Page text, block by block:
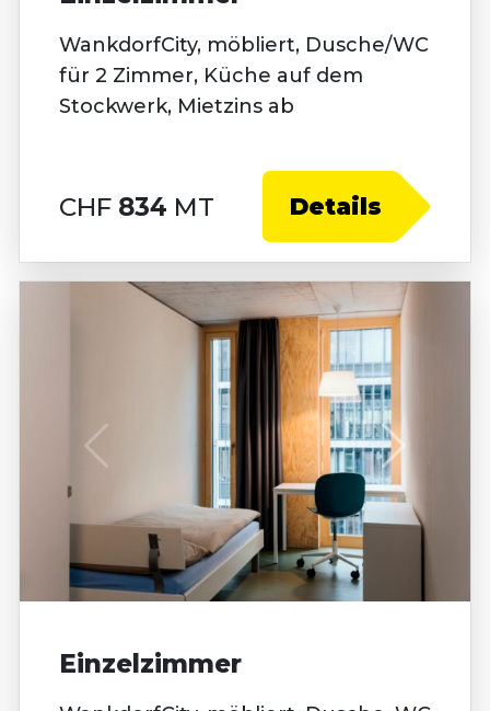
WankdorfCity, möbliert, Dusche/WC
für 2 Zimmer, Küche auf dem
Stockwerk, Mietzins ab
CHF 834 MT Details
Einzelzimmer